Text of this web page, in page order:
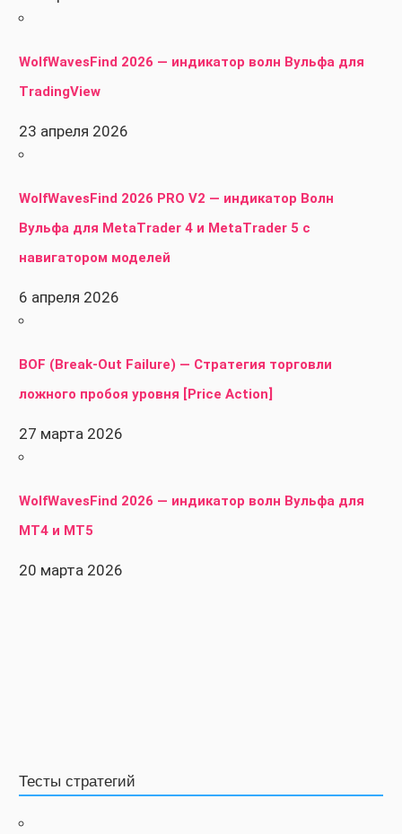
WolfWavesFind 2026 — индикатор волн Вульфа для
TradingView
23 апреля 2026
WolfWavesFind 2026 PRO V2 — индикатор Волн
Вульфа для MetaTrader 4 и MetaTrader 5 с
навигатором моделей
6 апреля 2026
BOF (Break-Out Failure) — Стратегия торговли
ложного пробоя уровня [Price Action]
27 марта 2026
WolfWavesFind 2026 — индикатор волн Вульфа для
MT4 и MT5
20 марта 2026
Тесты стратегий